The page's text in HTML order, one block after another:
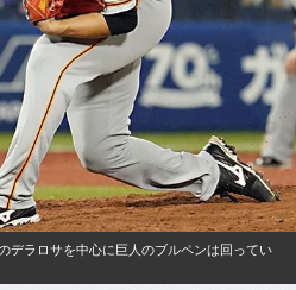
デラロサを中心に巨人のブルペンは回ってい